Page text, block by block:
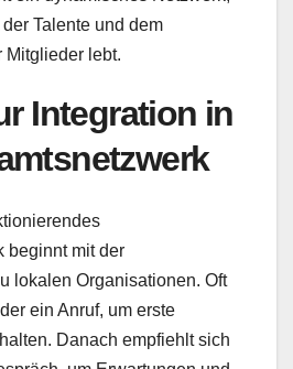
Talente und dem
Mitglieder lebt.
Integration in
beginnt mit der
lokalen Organisationen. Oft
ein Anruf, um erste
Danach empfiehlt sich